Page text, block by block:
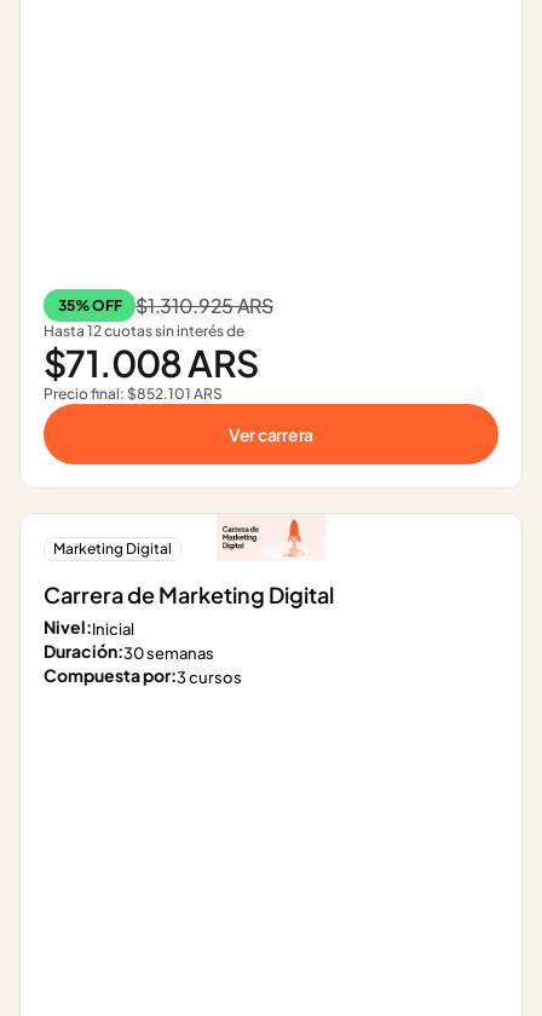
35% OFF $1.310.925 ARS
Hasta 12 cuotas sin interés de
$71.008 ARS
Precio final: $852.101 ARS
Ver carrera
Marketing Digital
Carrera de Marketing Digital
Nivel:Inicial
Duración:30 semanas
Compuesta por:3 cursos